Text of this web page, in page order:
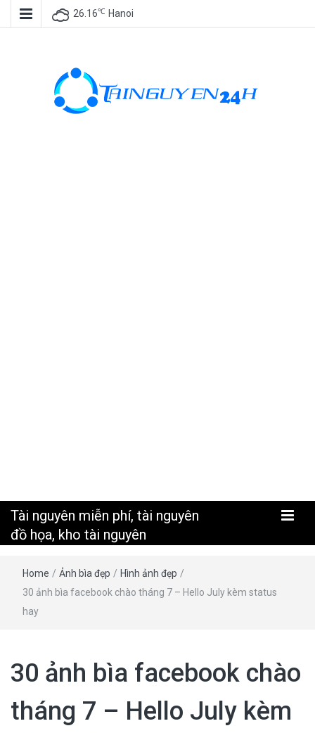
26.16℃ Hanoi
Tài nguyên miễn phí, tài nguyên
đồ họa, kho tài nguyên
Home / Ảnh bìa đẹp / Hình ảnh đẹp /
30 ảnh bìa facebook chào tháng 7 – Hello July kèm status
hay
30 ảnh bìa facebook chào
tháng 7 – Hello July kèm